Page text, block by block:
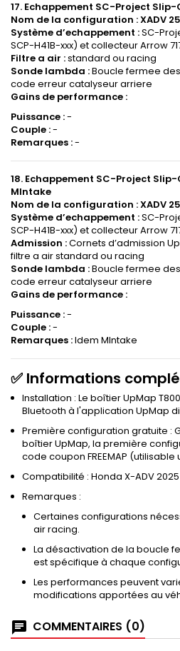
17. Echappement SC-Project
Nom de la configuration :XADV
Système d’echappement :SC-
SCP-H41B-xxx) et collecteur Arrow
Filtre a air :standard ou racing
Sonde lambda :Boucle fermee
code erreur catalyseur arriere
Gains de performance :
Puissance :-
Couple :-
Remarques :-
18. Echappement SC-Project
MIntake
Nom de la configuration :XADV
Système d’echappement :SC-
SCP-H41B-xxx) et collecteur Arrow
Admission :Cornets d’admission
filtre a air standard ou racing
Sonde lambda :Boucle fermee
code erreur catalyseur arriere
Gains de performance :
Puissance :-
Couple :-
Remarques :Idem MIntake
✅ Informations
Installation : Le boîtier UpMap
Bluetooth à l'application UpMap
Première configuration gratuite :
boîtier UpMap, la première
code coupon FREEMAP
Compatibilité : Honda X-ADV
Remarques :
Certaines configurations
air racing.
La désactivation de la boucle
est spécifique à chaque
Les performances peuvent
modifications apportées au
COMMENTAIRES (0)